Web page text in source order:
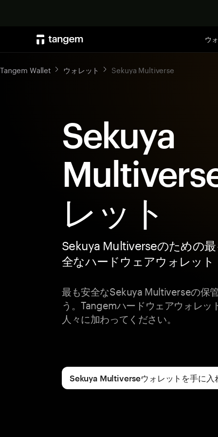
ウ
Tangem Wallet ウォレット Sekuya Multiverse
Sekuya
レット
Sekuya Multiverseのための
全なハードウェアウォレット
最も安全なSekuya Multiverseの保
う。Tangemハードウェアウォレッ
人々に加わってください。
Sekuya Multiverseウォレットを手に入